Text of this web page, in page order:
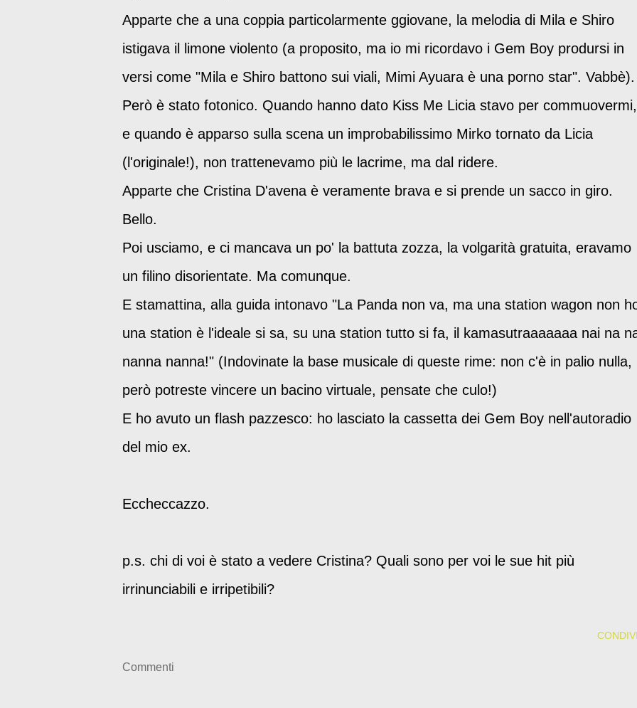
Apparte che a una coppia particolarmente ggiovane, la melodia di Mila e Shiro
istigava il limone violento (a proposito, ma io mi ricordavo i Gem Boy prodursi in
versi come "Mila e Shiro battono sui viali, Mimi Ayuara è una porno star". Vabbè).
Però è stato fotonico. Quando hanno dato Kiss Me Licia stavo per commuovermi,
e quando è apparso sulla scena un improbabilissimo Mirko tornato da Licia
(l'originale!), non trattenevamo più le lacrime, ma dal ridere.
Apparte che Cristina D'avena è veramente brava e si prende un sacco in giro.
Bello.
Poi usciamo, e ci mancava un po' la battuta zozza, la volgarità gratuita, eravamo
un filino disorientate. Ma comunque.
E stamattina, alla guida intonavo "La Panda non va, ma una station wagon non
una station è l'ideale si sa, su una station tutto si fa, il kamasutraaaaaaa nai na
nanna nanna!" (Indovinate la base musicale di queste rime: non c'è in palio nulla,
però potreste vincere un bacino virtuale, pensate che culo!)
E ho avuto un flash pazzesco: ho lasciato la cassetta dei Gem Boy nell'autoradio
del mio ex.
Eccheccazzo.
p.s. chi di voi è stato a vedere Cristina? Quali sono per voi le sue hit più
irrinunciabili e irripetibili?
Commenti